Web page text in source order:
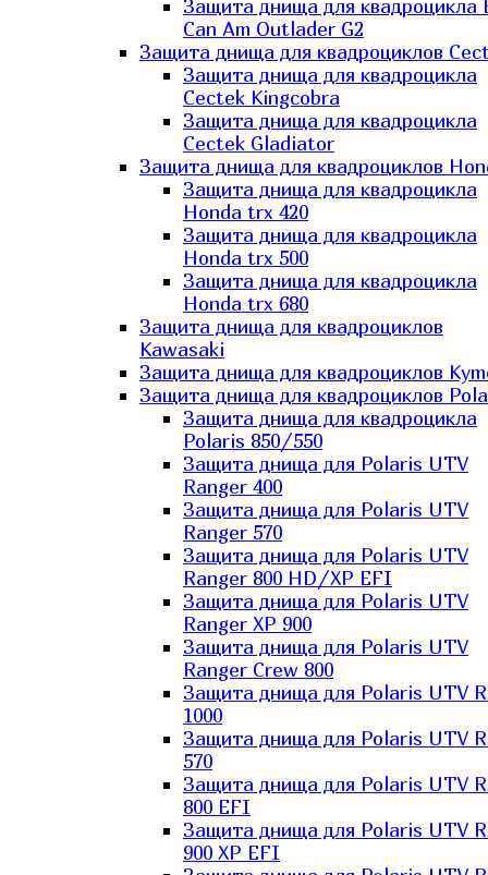
Защита днища для квадроцикла
Can Аm Outlader G2
Защита днища для квадроциклов
Защита днища для квадроцикла
Cectek Kingcobra
Защита днища для квадроцикла
Cectek Gladiator
Защита днища для квадроциклов
Защита днища для квадроцикла
Honda trx 420
Защита днища для квадроцикла
Honda trx 500
Защита днища для квадроцикла
Honda trx 680
Защита днища для квадроциклов
Kawasaki
Защита днища для квадроциклов
Защита днища для квадроциклов
Защита днища для квадроцикла
Polaris 850/550
Защита днища для Polaris UTV
Ranger 400
Защита днища для Polaris UTV
Ranger 570
Защита днища для Polaris UTV
Ranger 800 HD/XP EFI
Защита днища для Polaris UTV
Ranger XP 900
Защита днища для Polaris UTV
Ranger Сrew 800
Защита днища для Polaris UTV
1000
Защита днища для Polaris UTV
570
Защита днища для Polaris UTV
800 EFI
Защита днища для Polaris UTV
900 XP EFI